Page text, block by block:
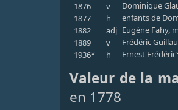
1876
v
Dominique
1877
h
enfants de
1882
adj Eugène Fahy,
1889
v
Frédéric
1936*
h Ernest
Valeur de la
en 1778